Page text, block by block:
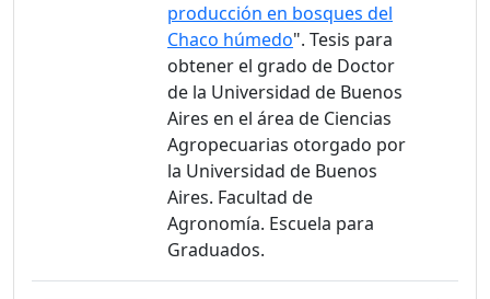
producción en bosques del
Chaco húmedo". Tesis para
obtener el grado de Doctor
de la Universidad de Buenos
Aires en el área de Ciencias
Agropecuarias otorgado por
la Universidad de Buenos
Aires. Facultad de
Agronomía. Escuela para
Graduados.